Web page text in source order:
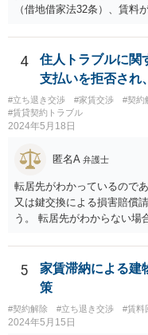
（借地借家法32条）、賃料
は、「契約条件にかかわら
とされています。 「不相
を示す同種賃貸物件の根拠
ませんよね。ご相談者様の
いと思われることと、１０
相当」という判断ができな
意の上で行う」という特約
4.20）では、このような特
とされているため（本当に
は不合理だからという考え
ういう意味です。）、契約
いう理論になると思います
合、増額を正当とする判
料）を支払えば足りる、と
なら受け取らない」などと
料を供託してください。賃
がありますので、注意が必要
4
住人トラブルに関
支払いを拒否され
#立ち退き交渉 #家賃交渉 #契約
#賃貸契約トラブル
2024年5月18日
匿名A 弁護士
転居先がわかっているので
又は鍵交換による損害賠償
う。 転居先がわからない場
で、適切な対応が望めない
をご検討ください。
5
家賃滞納による建
策
#契約解除 #立ち退き交渉 #賃料
2024年5月15日